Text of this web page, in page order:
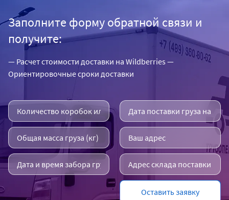
Заполните форму обратной связи и
получите:
— Расчет стоимости доставки на Wildberries —
Ориентировочные сроки доставки
Оставить заявку